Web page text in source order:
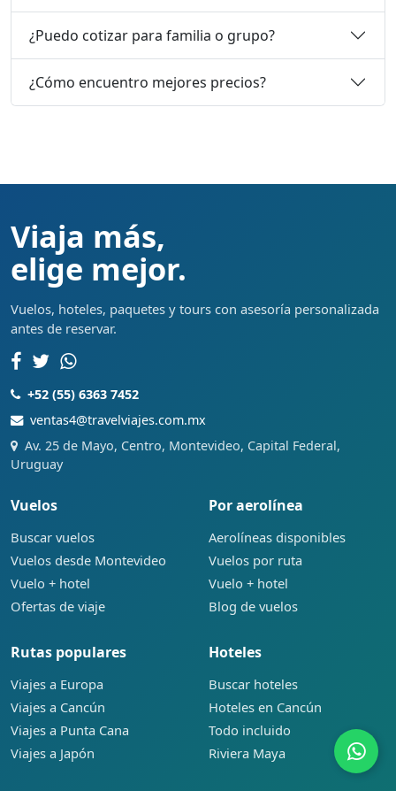
¿Puedo cotizar para familia o grupo?
¿Cómo encuentro mejores precios?
Viaja más,
elige mejor.
Vuelos, hoteles, paquetes y tours con asesoría personalizada
antes de reservar.
+52 (55) 6363 7452
ventas4@travelviajes.com.mx
Av. 25 de Mayo, Centro, Montevideo, Capital Federal,
Uruguay
Vuelos
Buscar vuelos
Vuelos desde Montevideo
Vuelo + hotel
Ofertas de viaje
Por aerolínea
Aerolíneas disponibles
Vuelos por ruta
Vuelo + hotel
Blog de vuelos
Rutas populares
Viajes a Europa
Viajes a Cancún
Viajes a Punta Cana
Viajes a Japón
Hoteles
Buscar hoteles
Hoteles en Cancún
Todo incluido
Riviera Maya